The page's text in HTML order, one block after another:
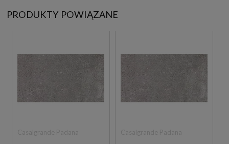
PRODUKTY POWIĄZANE